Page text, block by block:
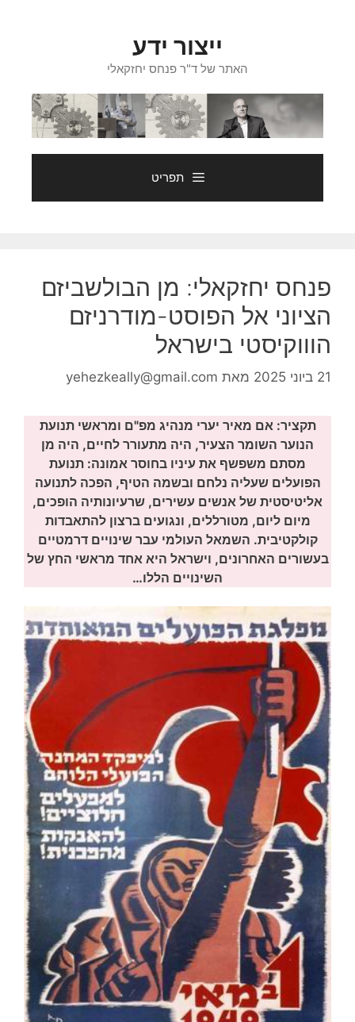
ייצור ידע
האתר של ד"ר פנחס יחזקאלי
תפריט
פנחס יחזקאלי: מן הבולשביזם
הציוני אל הפוסט-מודרניזם
הוווקיסטי בישראל
21 ביוני 2025 מאת yehezkeally@gmail.com
תקציר: אם מאיר יערי מנהיג מפ"ם ומראשי תנועת
הנוער השומר הצעיר, היה מתעורר לחיים, היה מן
מסתם משפשף את עיניו בחוסר אמונה: תנועת
הפועלים שעליה נלחם ובשמה הטיף, הפכה לתנועה
אליטיסטית של אנשים עשירים, שרעיונותיה הופכים,
מיום ליום, מטורללים, ונגועים ברצון להתאבדות
קולקטיבית. השמאל העולמי עבר שינויים דרמטיים
בעשורים האחרונים, וישראל היא אחד מראשי החץ של
השינויים הללו…